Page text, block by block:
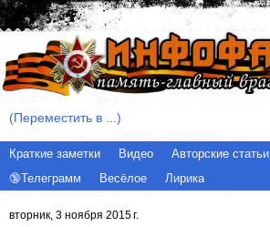
Краткие заметки Видео Авторские статьи
🔞Телеграмм
Весёлое Лирика
вторник, 3 ноября 2015 г.